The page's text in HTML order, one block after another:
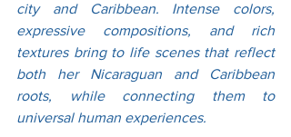
city and Caribbean. Intense colors,
expressive compositions, and rich
textures bring to life scenes that reflect
both her Nicaraguan and Caribbean
roots, while connecting them to
universal human experiences.